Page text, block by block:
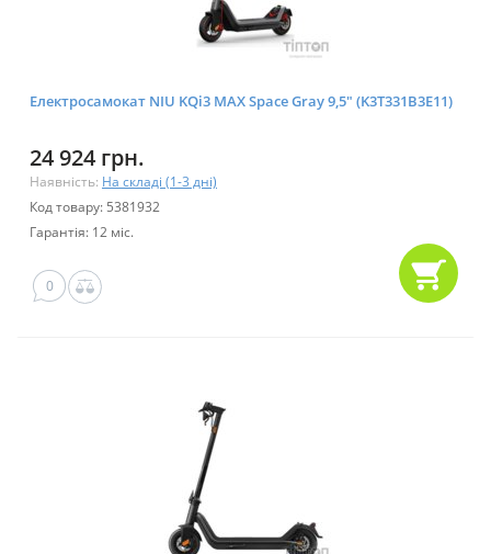
Електросамокат NIU KQi3 MAX Space Gray 9,5" (K3T331B3E11)
24 924 грн.
Наявність: На складі (1-3 дні)
Код товару: 5381932
Гарантія: 12 міс.
0